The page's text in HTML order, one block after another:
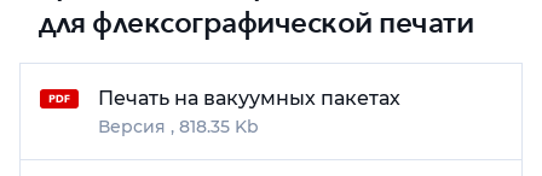
для флексографической печати
Печать на вакуумных пакетах
818.35 Kb